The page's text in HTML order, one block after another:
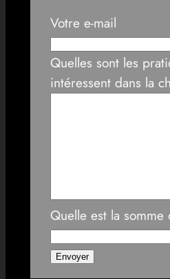
Votre e-mail
Quelles sont les
intéressent dans la
Quelle est la